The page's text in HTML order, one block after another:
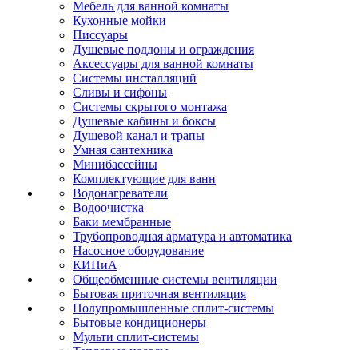
Мебель для ванной комнаты
Кухонные мойки
Писсуары
Душевые поддоны и ограждения
Аксессуары для ванной комнаты
Системы инсталляций
Сливы и сифоны
Системы скрытого монтажа
Душевые кабины и боксы
Душевой канал и трапы
Умная сантехника
Минибассейны
Комплектующие для ванн
Водонагреватели
Водоочистка
Баки мембранные
Трубопроводная арматура и автоматика
Насосное оборудование
КИПиА
Общеобменные системы вентиляции
Бытовая приточная вентиляция
Полупромышленные сплит-системы
Бытовые кондиционеры
Мульти сплит-системы